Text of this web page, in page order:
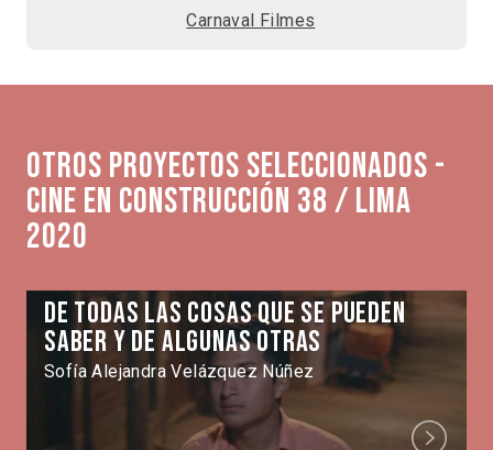
Carnaval Filmes
Otros proyectos seleccionados -
Cine en Construcción 38 / Lima
2020
De todas las cosas que se pueden
saber y de algunas otras
Sofía Alejandra Velázquez Núñez
Next